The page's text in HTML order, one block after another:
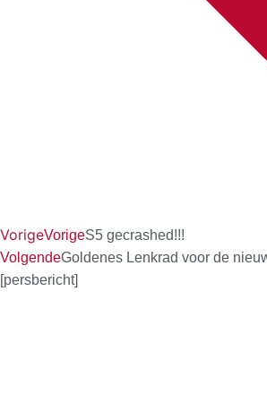
VorigeVorigeS5 gecrashed!!!
VolgendeGoldenes Lenkrad voor de
[persbericht]